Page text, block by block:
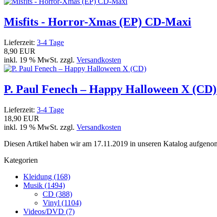
Misfits - Horror-Xmas (EP) CD-Maxi
Lieferzeit: 3-4 Tage
8,90 EUR
inkl. 19 % MwSt. zzgl. Versandkosten
P. Paul Fenech – Happy Halloween X (CD)
Lieferzeit: 3-4 Tage
18,90 EUR
inkl. 19 % MwSt. zzgl. Versandkosten
Diesen Artikel haben wir am 17.11.2019 in unseren Katalog
Kategorien
Kleidung (168)
Musik (1494)
CD (388)
Vinyl (1104)
Videos/DVD (7)